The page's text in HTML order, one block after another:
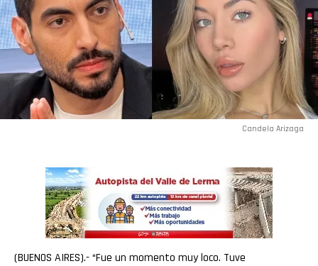
Candela Arizaga
(BUENOS AIRES).- “Fue un momento muy loco. Tuve